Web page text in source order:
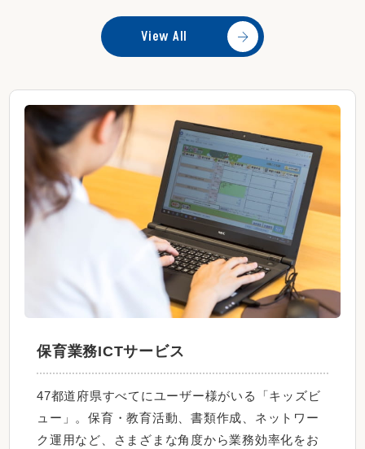
View All
保育業務ICTサービス
47都道府県すべてにユーザー様がいる「キッズビ
ュー」。保育・教育活動、書類作成、ネットワー
ク運用など、さまざまな角度から業務効率化をお